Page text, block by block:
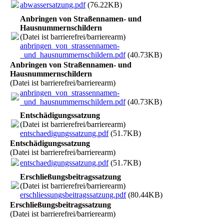
abwassersatzung.pdf(76.22KB)
Anbringen von Straßennamen- und
Hausnummernschildern
(Datei ist barrierefrei/barrierearm)
anbringen_von_strassennamen-
_und_hausnummernschildern.pdf(40.73KB)
Anbringen von Straßennamen- und
Hausnummernschildern
(Datei ist barrierefrei/barrierearm)
anbringen_von_strassennamen-
_und_hausnummernschildern.pdf(40.73KB)
Entschädigungssatzung
(Datei ist barrierefrei/barrierearm)
entschaedigungssatzung.pdf(51.7KB)
Entschädigungssatzung
(Datei ist barrierefrei/barrierearm)
entschaedigungssatzung.pdf(51.7KB)
Erschließungsbeitragssatzung
(Datei ist barrierefrei/barrierearm)
erschliessungsbeitragssatzung.pdf(80.44KB)
Erschließungsbeitragssatzung
(Datei ist barrierefrei/barrierearm)